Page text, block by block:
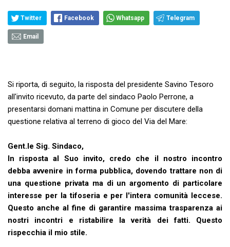
Twitter Facebook Whatsapp Telegram
Email
Si riporta, di seguito, la risposta del presidente Savino Tesoro
all'invito ricevuto, da parte del sindaco Paolo Perrone, a
presentarsi domani mattina in Comune per discutere della
questione relativa al terreno di gioco del Via del Mare:
Gent.le Sig. Sindaco,
In risposta al Suo invito, credo che il nostro incontro
debba avvenire in forma pubblica, dovendo trattare non di
una questione privata ma di un argomento di particolare
interesse per la tifoseria e per l'intera comunità leccese.
Questo anche al fine di garantire massima trasparenza ai
nostri incontri e ristabilire la verità dei fatti. Questo
rispecchia il mio stile.